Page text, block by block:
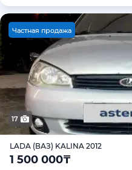
Частная продажа
17
LADA (ВАЗ) KALINA 2012
1 500 000₸